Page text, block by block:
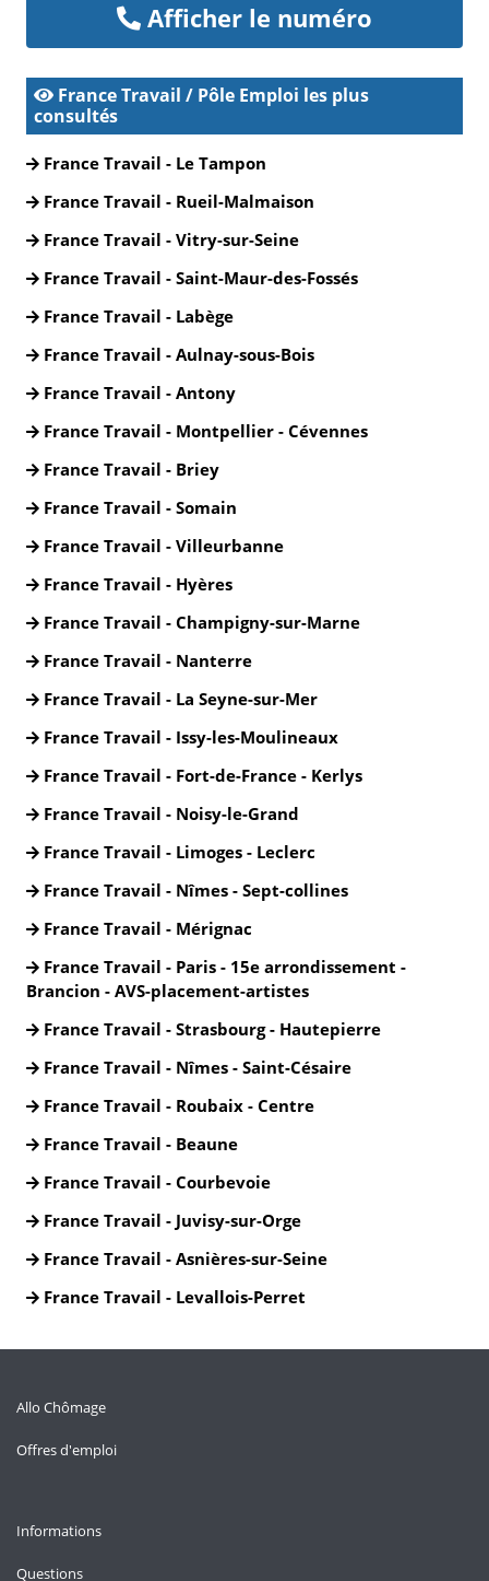
Afficher le numéro
France Travail / Pôle Emploi les plus
consultés
France Travail - Le Tampon
France Travail - Rueil-Malmaison
France Travail - Vitry-sur-Seine
France Travail - Saint-Maur-des-Fossés
France Travail - Labège
France Travail - Aulnay-sous-Bois
France Travail - Antony
France Travail - Montpellier - Cévennes
France Travail - Briey
France Travail - Somain
France Travail - Villeurbanne
France Travail - Hyères
France Travail - Champigny-sur-Marne
France Travail - Nanterre
France Travail - La Seyne-sur-Mer
France Travail - Issy-les-Moulineaux
France Travail - Fort-de-France - Kerlys
France Travail - Noisy-le-Grand
France Travail - Limoges - Leclerc
France Travail - Nîmes - Sept-collines
France Travail - Mérignac
France Travail - Paris - 15e arrondissement -
Brancion - AVS-placement-artistes
France Travail - Strasbourg - Hautepierre
France Travail - Nîmes - Saint-Césaire
France Travail - Roubaix - Centre
France Travail - Beaune
France Travail - Courbevoie
France Travail - Juvisy-sur-Orge
France Travail - Asnières-sur-Seine
France Travail - Levallois-Perret
Allo Chômage
Offres d'emploi
Informations
Questions